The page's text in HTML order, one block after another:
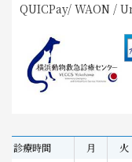
QUICPay/ WAON /
診療時間 月 火